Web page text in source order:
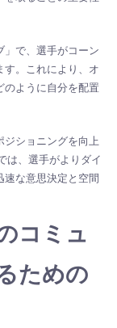
」で、選手がコーン
す。これにより、オ
のように自分を配置
ジショニングを向上
は、選手がよりダイ
速な意思決定と空間
コミュ
ための